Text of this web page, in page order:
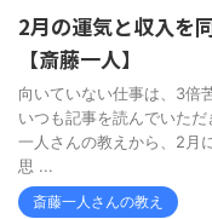
2月の運気と収入を
【斎藤一人】
向いていない仕事は、3倍
いつも記事を読んでいた
一人さんの教えから、2月
思 ...
斎藤一人さんの教え